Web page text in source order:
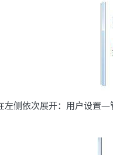
左侧依次展开：用户设置